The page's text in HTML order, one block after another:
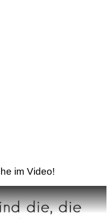
im Video!